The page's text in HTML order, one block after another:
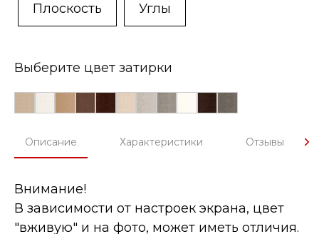
Плоскость Углы
Выберите цвет затирки
Описание Характеристики Отзывы
Внимание!
В зависимости от настроек экрана, цвет
"вживую" и на фото, может иметь отличия.